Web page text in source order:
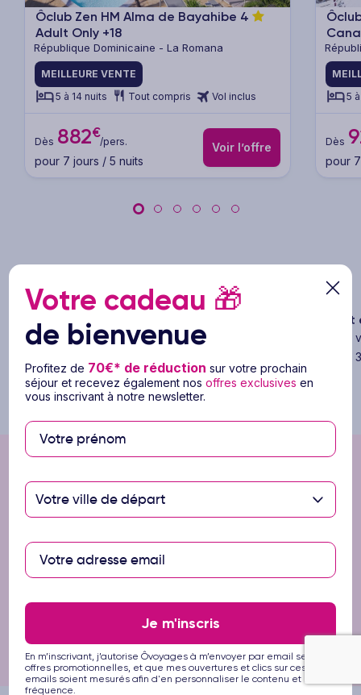
Ôclub Zen HM Alma de Bayahibe 4
Adult Only +18
République Dominicaine - La Romana
MEILLEURE VENTE
5 à 14 nuits
Tout compris Vol inclus
Dès 882€
/pers.
pour 7 jours / 5 nuits
Voir l’offre
5
Dès
pour
Ôvoyages
Vos voyages, notre passion
Ôvoyages, votre créateur de souvenirs
Ôvoyages
séjours en
et profitez de
réduction
sur votre prochain voyage.
S’inscrire
En m’inscrivant, j’autorise Ôvoyages à m’envoyer par email ses offres
promotionnelles, et que mes ouvertures et clics sur ces emails
soient mesurés afin d'en personnaliser le contenu et la fréquence.
Votre cadeau 🎁
de bienvenue
Profitez de 70€* de réduction sur votre prochain
séjour et recevez également nosoffres exclusives en
vous inscrivant à notre newsletter.
Votre ville de départ
Je m'inscris
En m’inscrivant, j’autorise Ôvoyages à m’envoyer par email ses
offres promotionnelles, et que mes ouvertures et clics sur ces
emails soient mesurés afin d'en personnaliser le contenu et la
fréquence.